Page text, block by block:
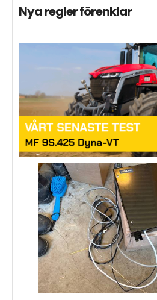
Nya regler förenklar